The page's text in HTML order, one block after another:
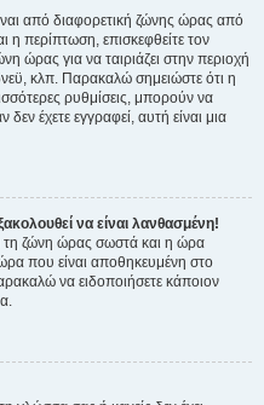
από διαφορετική ζώνης ώρας από
η περίπτωση, επισκεφθείτε τον
ώρας για να ταιριάζει στην περιοχή
κλπ. Παρακαλώ σημειώστε ότι η
ρυθμίσεις, μπορούν να
έχετε εγγραφεί, αυτή είναι μια
να είναι λανθασμένη!
τη ζώνη ώρας σωστά και η ώρα
που είναι αποθηκευμένη στο
να ειδοποιήσετε κάποιον